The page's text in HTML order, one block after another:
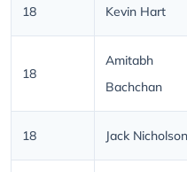
18 Kevin Hart
18
Amitabh
Bachchan
18 Jack Nicholson